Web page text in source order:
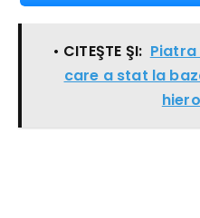
• CITEŞTE ŞI:
care a stat la